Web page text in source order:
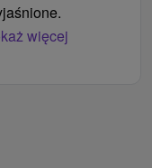
więcej